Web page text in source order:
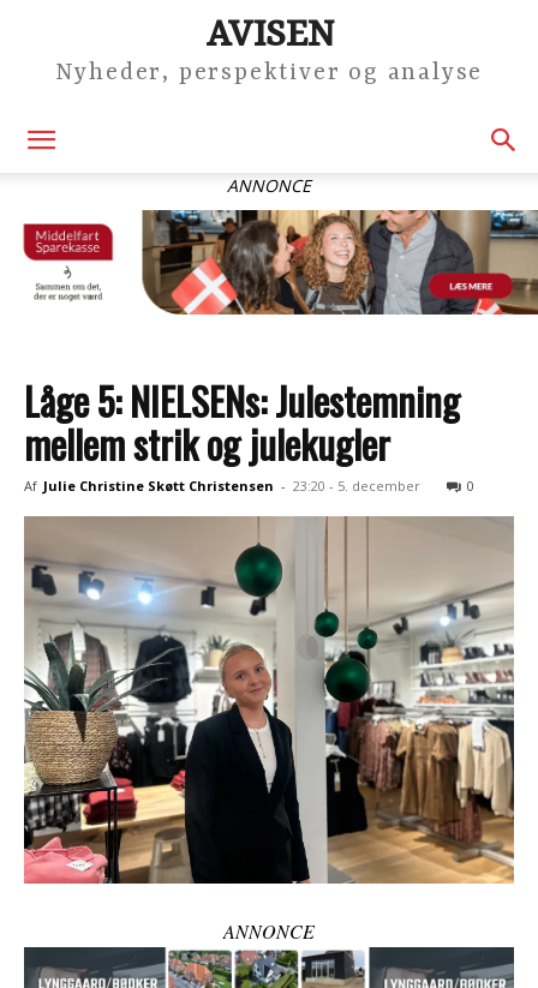
AVISEN
Nyheder, perspektiver og analyse
ANNONCE
Låge 5: NIELSENs: Julestemning
mellem strik og julekugler
Af Julie Christine Skøtt Christensen - 23:20 - 5. december 0
ANNONCE